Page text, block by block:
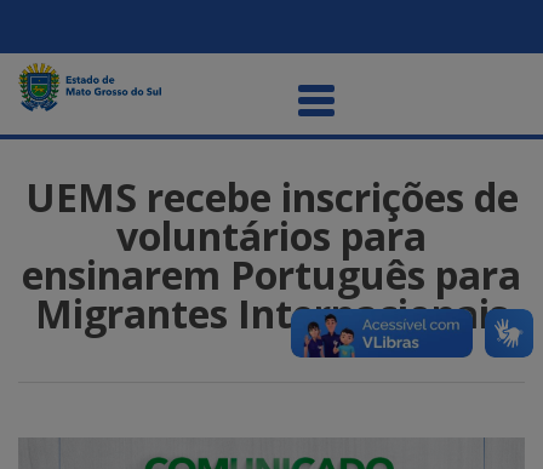
UEMS recebe inscrições de
voluntários para
ensinarem Português para
Migrantes Internacionais